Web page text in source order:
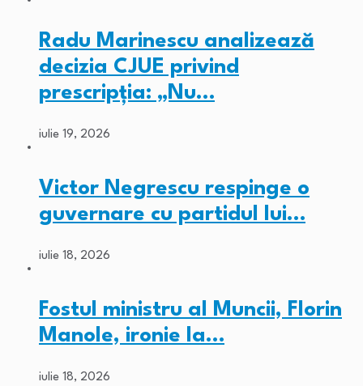
Radu Marinescu analizează
decizia CJUE privind
prescripția: „Nu…
iulie 19, 2026
Victor Negrescu respinge o
guvernare cu partidul lui…
iulie 18, 2026
Fostul ministru al Muncii, Florin
Manole, ironie la…
iulie 18, 2026